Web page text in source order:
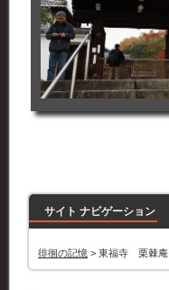
サイト ナビゲーション
徘徊の記憶 > 東福寺 栗棘庵